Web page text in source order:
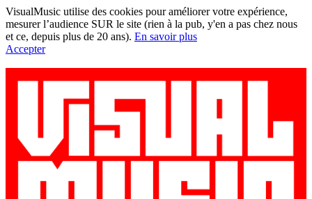
VisualMusic utilise des cookies pour améliorer votre expérience,
mesurer l’audience SUR le site (rien à la pub, y'en a pas chez nous
et ce, depuis plus de 20 ans). En savoir plus
Accepter